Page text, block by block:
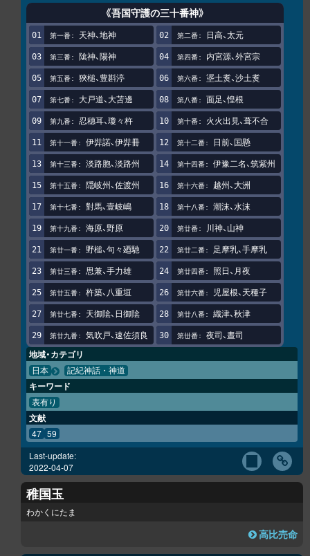
《吾国守護の三十番神》
天神、地神
日高、太元
隂神、陽神
内宮源、外宮宗
狹槌、豊斟渟
埿土煑、沙土煑
大戸道、大苫邊
面足、惶根
忍穗耳、瓊々杵
火火出見、葺不合
伊弉諾、伊弉冊
日前、国懸
淡路胞、淡路州
伊豫二名、筑紫州
隠岐州、佐渡州
越州、大洲
對馬、壹岐嶋
潮沫、水沫
海原、野原
川神、山神
野槌、句々廼馳
足摩乳、手摩乳
思兼、手力雄
照日、月夜
杵築、八重垣
児屋根、天種子
天御隂、日御隂
織津、秋津
気吹戸、速佐須良
夜司、晝司
地域・カテゴリ
日本 記紀神話・神道
キーワード
表有り
文献
47 59
Last-update:
2022-04-07
稚国玉
わかくにたま
高比売命